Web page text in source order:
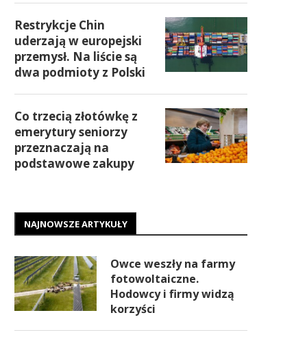
Restrykcje Chin
uderzają w europejski
przemysł. Na liście są
dwa podmioty z Polski
Co trzecią złotówkę z
emerytury seniorzy
przeznaczają na
podstawowe zakupy
NAJNOWSZE ARTYKUŁY
Owce weszły na farmy
fotowoltaiczne.
Hodowcy i firmy widzą
korzyści